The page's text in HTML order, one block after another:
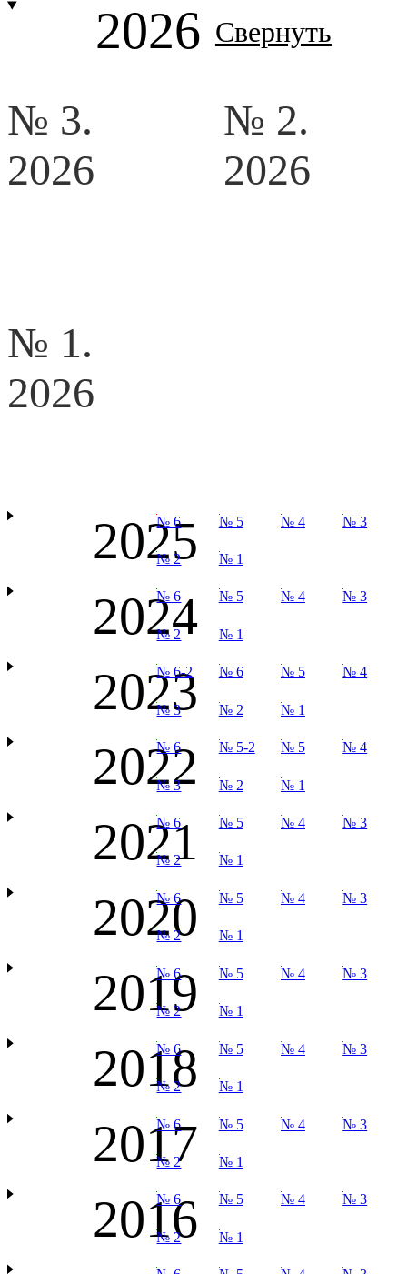
2026 Свернуть
№ 3.
2026
№ 2.
2026
№ 1.
2026
2025
№ 6 № 5 № 4 № 3
№ 2 № 1
2024
№ 6 № 5 № 4 № 3
№ 2 № 1
2023
№ 6-2 № 6 № 5 № 4
№ 3 № 2 № 1
2022
№ 6 № 5-2 № 5 № 4
№ 3 № 2 № 1
2021
№ 6 № 5 № 4 № 3
№ 2 № 1
2020
№ 6 № 5 № 4 № 3
№ 2 № 1
2019
№ 6 № 5 № 4 № 3
№ 2 № 1
2018
№ 6 № 5 № 4 № 3
№ 2 № 1
2017
№ 6 № 5 № 4 № 3
№ 2 № 1
2016
№ 6 № 5 № 4 № 3
№ 2 № 1